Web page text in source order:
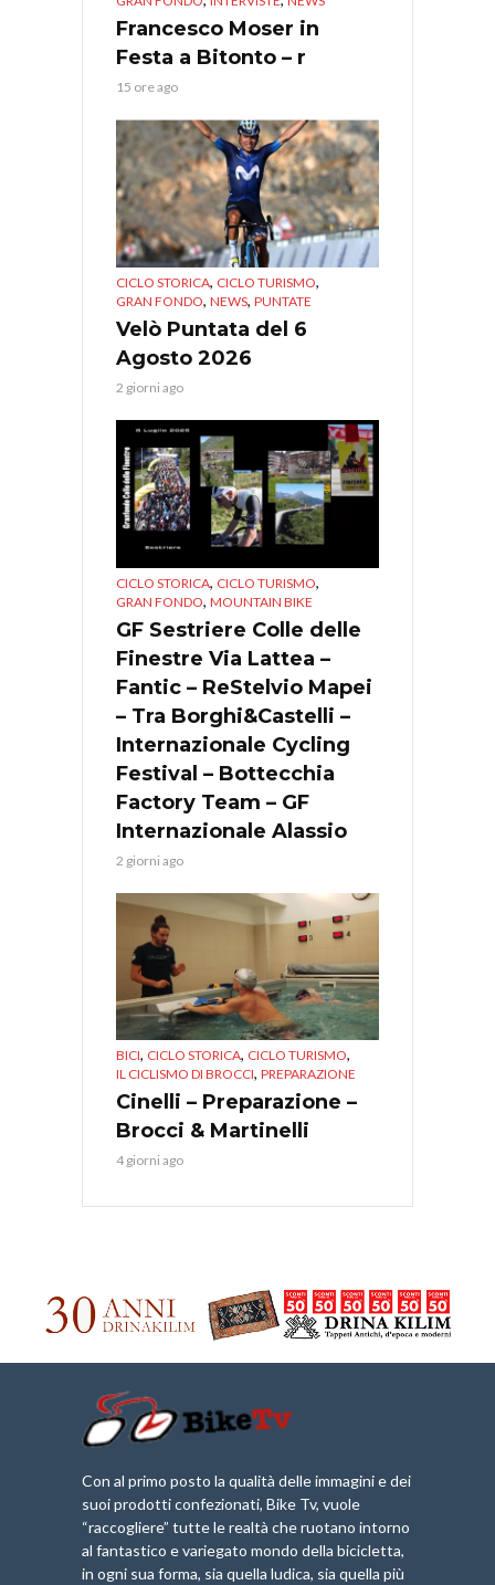
Francesco Moser in
Festa a Bitonto – r
15 ore ago
CICLO STORICA, CICLO TURISMO,
GRAN FONDO, NEWS, PUNTATE
Velò Puntata del 6
Agosto 2026
2 giorni ago
CICLO STORICA, CICLO TURISMO,
GRAN FONDO, MOUNTAIN BIKE
GF Sestriere Colle delle
Finestre Via Lattea –
Fantic – ReStelvio Mapei
– Tra Borghi&Castelli –
Internazionale Cycling
Festival – Bottecchia
Factory Team – GF
Internazionale Alassio
2 giorni ago
BICI, CICLO STORICA, CICLO TURISMO,
IL CICLISMO DI BROCCI, PREPARAZIONE
Cinelli – Preparazione –
Brocci & Martinelli
4 giorni ago
Con al primo posto la qualità delle immagini e dei
suoi prodotti confezionati, Bike Tv, vuole
“raccogliere” tutte le realtà che ruotano intorno
al fantastico e variegato mondo della bicicletta,
in ogni sua forma, sia quella ludica, sia quella più